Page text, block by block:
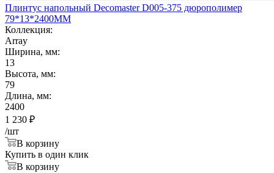
Плинтус напольный Decomaster D005-375 дюрополимер
79*13*2400ММ
Коллекция:
Array
Ширина, мм:
13
Высота, мм:
79
Длина, мм:
2400
1 230 ₽
/шт
В корзину
Купить в один клик
В корзину